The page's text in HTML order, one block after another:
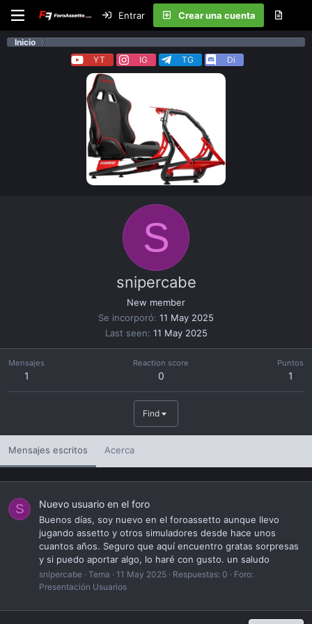
Entrar Crear una cuenta
Inicio
YT
IG TG Di
S
snipercabe
New member
Se incorporó 11 May 2025
Last seen 11 May 2025
Mensajes
1
Reaction score
0
Puntos
1
Find
Mensajes escritos Acerca
S Nuevo usuario en el foro
Buenos días, soy nuevo en el foroassetto aunque llevo
jugando assetto y otros simuladores desde hace unos
cuantos años. Seguro que aquí encuentro gratas sorpresas
y si puedo aportar algo, lo haré con gusto. un saludo
snipercabe Tema 11 May 2025 Respuestas: 0
Foro:
Presentación Usuarios